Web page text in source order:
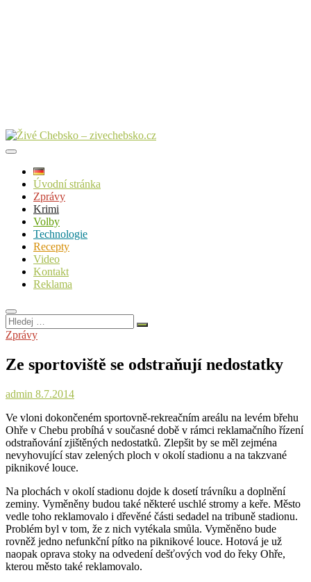
Úvodní stránka
Zprávy
Krimi
Volby
Technologie
Recepty
Video
Kontakt
Reklama
Hledej
…
Zprávy
Ze sportoviště se odstraňují nedostatky
admin 8.7.2014
Ve vloni dokončeném sportovně-rekreačním areálu na levém břehu
Ohře v Chebu probíhá v současné době v rámci reklamačního řízení
odstraňování zjištěných nedostatků. Zlepšit by se měl zejména
nevyhovující stav zelených ploch v okolí stadionu a na takzvané
piknikové louce.
Na plochách v okolí stadionu dojde k dosetí trávníku a doplnění
zeminy. Vyměněny budou také některé uschlé stromy a keře. Město
vedle toho reklamovalo i dřevěné části sedadel na tribuně stadionu.
Problém byl v tom, že z nich vytékala smůla. Vyměněno bude
rovněž jedno nefunkční pítko na piknikové louce. Hotová je už
naopak oprava stoky na odvedení dešťových vod do řeky Ohře,
kterou město také reklamovalo.